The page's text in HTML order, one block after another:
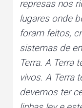
represas nos
lugares onde
foram feitos,
sistemas de
Terra. A Terra
vivos. A Terra
devemos ter